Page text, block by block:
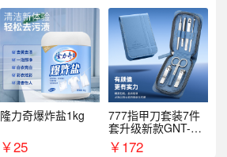
隆力奇爆炸盐1kg
￥25
777指甲刀套装7件
套升级新款GNT-PM
072
￥172